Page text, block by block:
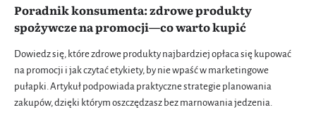
Poradnik konsumenta: zdrowe produkty
spożywcze na promocji—co warto kupić
Dowiedz się, które zdrowe produkty najbardziej opłaca się kupować
na promocji i jak czytać etykiety, by nie wpaść w marketingowe
pułapki. Artykuł podpowiada praktyczne strategie planowania
zakupów, dzięki którym oszczędzasz bez marnowania jedzenia.